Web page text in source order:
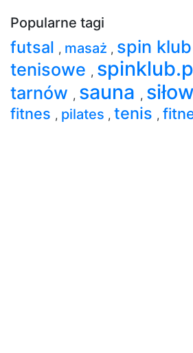
Popularne tagi
futsal , masaż , spin klub
tenisowe ,
tarnów , sauna ,
fitnes , pilates , tenis ,